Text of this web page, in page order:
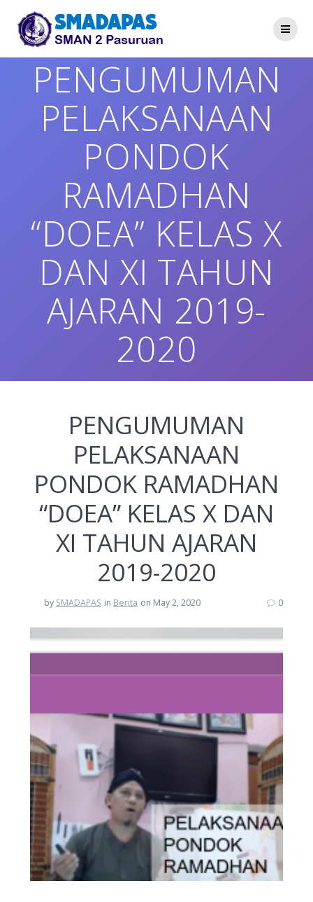
to
content
PENGUMUMAN
PELAKSANAAN
PONDOK
RAMADHAN
“DOEA” KELAS X
DAN XI TAHUN
AJARAN 2019-
2020
PENGUMUMAN
PELAKSANAAN
PONDOK RAMADHAN
“DOEA” KELAS X DAN
XI TAHUN AJARAN
2019-2020
by SMADAPAS in Berita on May 2, 2020 0